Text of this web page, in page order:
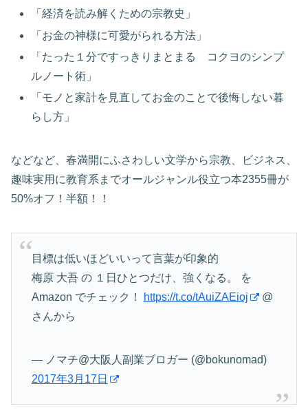
「経済を読み解くための宗教史」
「お金の神様に可愛がられる方法」
「たった１分ですっきりまとまる コクヨのシンプ
ルノート術」
「モノと家計を見直してお金のことで後悔しない暮
らし方」
などなど、春満開にふさわしい文学から宗教、ビジネス、
趣味実用に教育系までオールジャンル役立つ本2355冊が
50%オフ！半額！！
目標は低いほどいいって言葉が印象的
梅原 大吾 の １日ひとつだけ、強くなる。 を
Amazon でチェック！
https://t.co/tAuiZAEioj
@
さんから
— ノマチ@大阪人副業ブロガー (@bokunomad)
2017年3月17日